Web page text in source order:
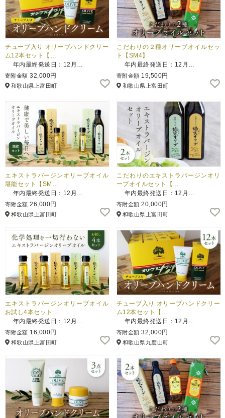
チューブ入り オリーブハンドクリー
ム12本セット【…
年内最終発送日：12月…
寄附金額 32,000円
和歌山県上富田町
こだわりの２種オリーブオイルセッ
ト【SM4】
年内最終発送日：12月…
寄附金額 19,500円
和歌山県上富田町
エキストラバージンオリーブオイル
堪能セット【SM…
年内最終発送日：12月…
寄附金額 26,000円
和歌山県上富田町
こだわりのエキストラバージンオリ
ーブオイルセット【…
年内最終発送日：12月…
寄附金額 20,000円
和歌山県上富田町
エキストラバージンオリーブオイル
お試し4本セット…
年内最終発送日：12月…
寄附金額 16,000円
和歌山県上富田町
チューブ入り オリーブハンドクリー
ム12本セット【…
年内最終発送日：12月…
寄附金額 32,000円
和歌山県九度山町